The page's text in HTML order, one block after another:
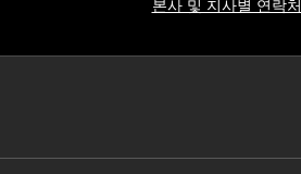
본사 및 지사별 연락처